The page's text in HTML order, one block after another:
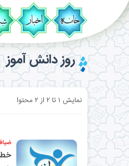
روز دانش آموز
نمایش ۱ تا ۲ از ۲ محتوا